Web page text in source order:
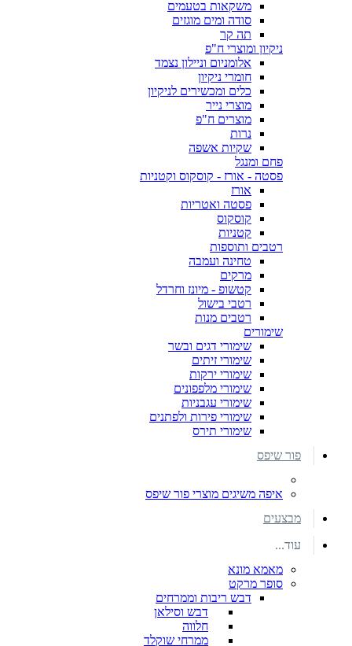
משקאות בטעמים
סודה ומים מוגזים
תה קר
ניקיון ומוצרי ח"פ
אלומניום וניילון נצמד
חומרי ניקיון
כלים ומכשירים לניקיון
מוצרי נייר
מוצרים ח"פ
נרות
שקיות אשפה
פחם ומנגל
פסטה - אורז - קוסקוס וקטניות
אורז
פסטה ואטריות
קוסקוס
קטניות
רטבים ותוספות
טחינה ועמבה
מרקים
קטשופ - מיונז וחרדל
רטבי בישול
רטבים מנות
שימורים
שימורי דגים ובשר
שימורי זיתים
שימורי ירקות
שימורי מלפפונים
שימורי עגבניות
שימורי פירות ולפתנים
שימורי תירס
פור שיפס
איפה משיגים מוצרי פור שיפס
מבצעים
עוד...
מאמא מונא
סופר מרקט
דבש ריבות וממרחים
דבש וסילאן
חלווה
ממרחי שוקלד